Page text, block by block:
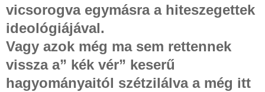
vicsorogva egymásra a hiteszegettek
ideológiájával.
Vagy azok még ma sem rettennek
vissza a” kék vér” keserű
hagyományaitól szétzilálva a még itt